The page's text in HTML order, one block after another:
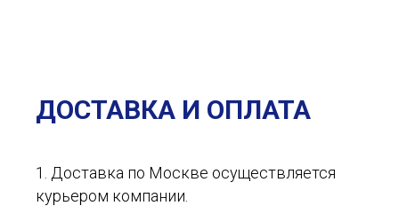
ДОСТАВКА И ОПЛАТА
1. Доставка по Москве осуществляется
курьером компании.